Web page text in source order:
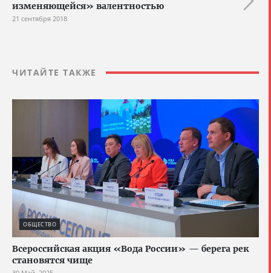
изменяющейся» валентностью
21 сентября 2018
ЧИТАЙТЕ ТАКЖЕ
ОБЩЕСТВО
Всероссийская акция «Вода России» — берега рек
становятся чище